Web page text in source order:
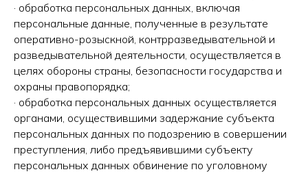
· обработка персональных данных, включая
персональные данные, полученные в результате
оперативно-розыскной, контрразведывательной и
разведывательной деятельности, осуществляется в
целях обороны страны, безопасности государства и
охраны правопорядка;
· обработка персональных данных осуществляется
органами, осуществившими задержание субъекта
персональных данных по подозрению в совершении
преступления, либо предъявившими субъекту
персональных данных обвинение по уголовному